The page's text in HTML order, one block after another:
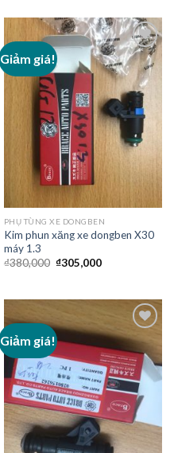
Giảm giá!
Add to
Wishlist
PHỤ TÙNG XE DONGBEN
Kim phun xăng xe dongben X30
máy 1.3
₫380,000 ₫305,000
Giảm giá!
Add to
Wishlist